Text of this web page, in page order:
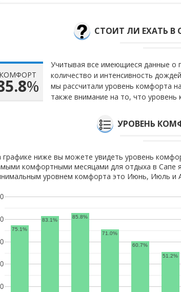
СТОИТ ЛИ ЕХАТЬ В
КОМФОРТ
%
Учитывая все имеющиеся данные о
количество и интенсивность
мы рассчитали уровень комфорта
также внимание на то, что
УРОВЕНЬ
графике ниже вы можете увидеть уровень
комфортными месяцами для отдыха в Сапе
уровнем комфорта это Июнь, Июль и
75.1%
83.1%
85.8%
71.0%
60.7%
51.2%